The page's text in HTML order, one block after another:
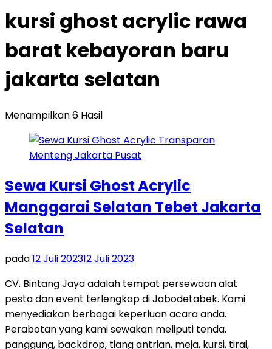
kursi ghost acrylic rawa
barat kebayoran baru
jakarta selatan
Menampilkan 6 Hasil
Sewa Kursi Ghost Acrylic
Manggarai Selatan Tebet Jakarta
Selatan
pada12 Juli 202312 Juli 2023
CV. Bintang Jaya adalah tempat persewaan alat
pesta dan event terlengkap di Jabodetabek. Kami
menyediakan berbagai keperluan acara anda.
Perabotan yang kami sewakan meliputi tenda,
panggung, backdrop, tiang antrian, meja, kursi, tirai,